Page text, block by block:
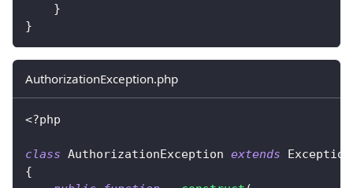
}
}
AuthorizationException.php
<?php
class AuthorizationException extends
Exception
{